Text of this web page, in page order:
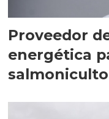
Proveedor
energética